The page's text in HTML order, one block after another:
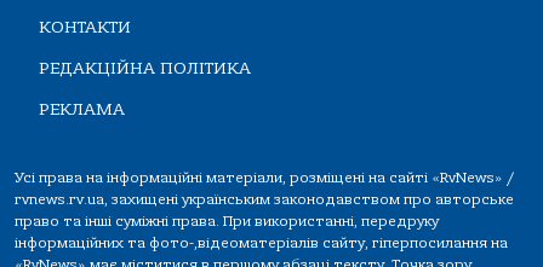
КОНТАКТИ
РЕДАКЦІЙНА ПОЛІТИКА
РЕКЛАМА
Усі права на інформаційні матеріали, розміщені на сайті «RvNews» /
rvnews.rv.ua, захищені українським законодавством про авторське
право та інші суміжні права. При використанні, передруку
інформаційних та фото-,відеоматеріалів сайту, гіперпосилання на